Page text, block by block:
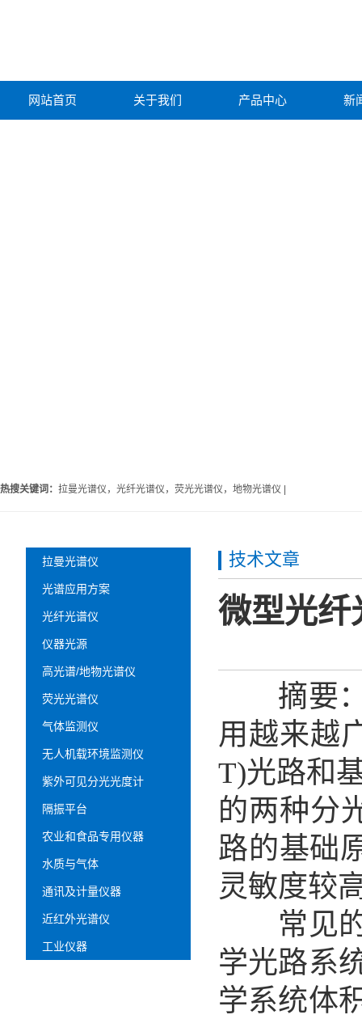
网站首页 关于我们 产品中心 新
热搜关键词： 拉曼光谱仪，光纤光谱仪，荧光光谱仪，地物光谱仪 |
拉曼光谱仪
光谱应用方案
光纤光谱仪
仪器光源
高光谱/地物光谱仪
荧光光谱仪
气体监测仪
无人机载环境监测仪
紫外可见分光光度计
隔振平台
农业和食品专用仪器
水质与气体
通讯及计量仪器
近红外光谱仪
工业仪器
技术文章
微型光
摘要：
用越来越
T)光路和
的两种分
路的基础
灵敏度较
常见的
学光路系
学系统体